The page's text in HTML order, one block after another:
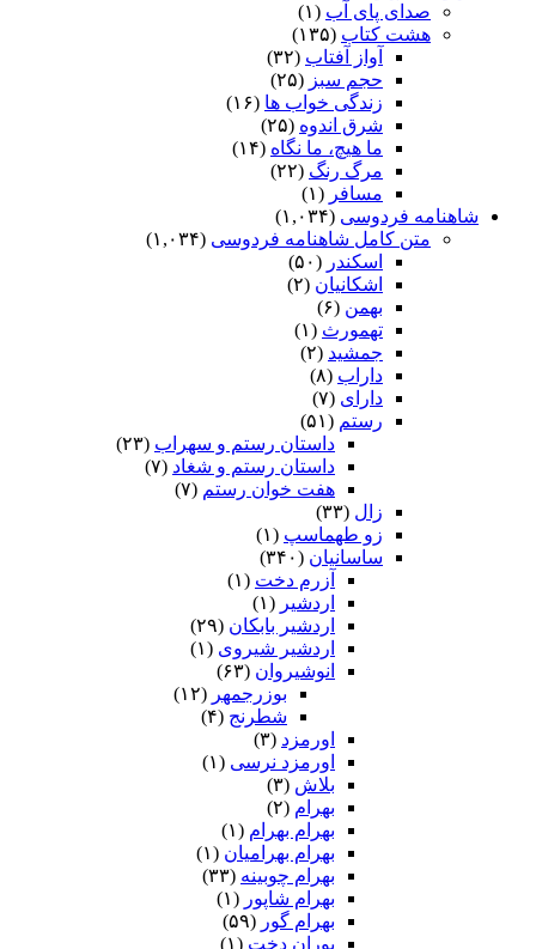
صدای پای آب (۱)
هشت کتاب (۱۳۵)
آواز آفتاب (۳۲)
حجم سبز (۲۵)
زندگی خواب ها (۱۶)
شرق اندوه (۲۵)
ما هیچ، ما نگاه (۱۴)
مرگ رنگ (۲۲)
مسافر (۱)
شاهنامه فردوسی (۱,۰۳۴)
متن کامل شاهنامه فردوسی (۱,۰۳۴)
اسکندر (۵۰)
اشکانیان (۲)
بهمن (۶)
تهمورث (۱)
جمشید (۲)
داراب (۸)
دارای (۷)
رستم (۵۱)
داستان رستم و سهراب (۲۳)
داستان رستم و شغاد (۷)
هفت خوان رستم‏ (۷)
زال (۳۳)
زو طهماسپ‏ (۱)
ساسانیان (۳۴۰)
آزرم دخت (۱)
اردشیر (۱)
اردشیر بابکان (۲۹)
اردشیر شیروی (۱)
انوشیروان (۶۳)
بوزرجمهر (۱۲)
شطرنج (۴)
اورمزد (۳)
اورمزد نرسى‏ (۱)
بلاش (۳)
بهرام (۲)
بهرام بهرام (۱)
بهرام بهرامیان‏ (۱)
بهرام چوبینه (۳۳)
بهرام شاپور (۱)
بهرام گور (۵۹)
پوران دخت (۱)